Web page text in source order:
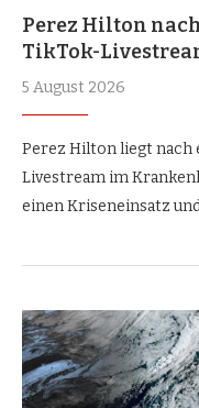
Perez Hilton
TikTok-
5 August 2026
Perez Hilton liegt nach
Livestream im
einen Kriseneinsatz